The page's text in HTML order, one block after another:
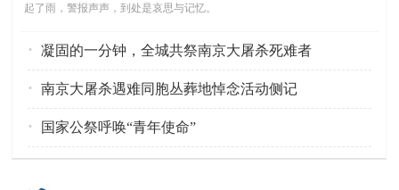
起了雨，警报声声，到处是哀思与记忆。
· 凝固的一分钟，全城共祭南京大屠杀死难者
· 南京大屠杀遇难同胞丛葬地悼念活动侧记
· 国家公祭呼唤“青年使命”